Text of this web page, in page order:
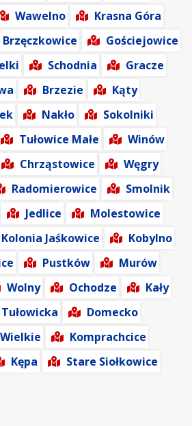
Wawelno
Krasna Góra
Brzęczkowice
Gościejowice
Schodnia
Gracze
Brzezie
Kąty
Nakło
Sokolniki
Tułowice Małe
Winów
Chrząstowice
Węgry
Radomierowice
Smolnik
Jedlice
Molestowice
Kolonia Jaśkowice
Kobylno
Pustków
Murów
Wolny Ochodze
Kały
Domecko
Komprachcice
Kępa Stare Siołkowice